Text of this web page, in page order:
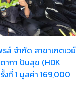
ากา ปันสุข (HDK
ที่ 1 มูลค่า 169,000